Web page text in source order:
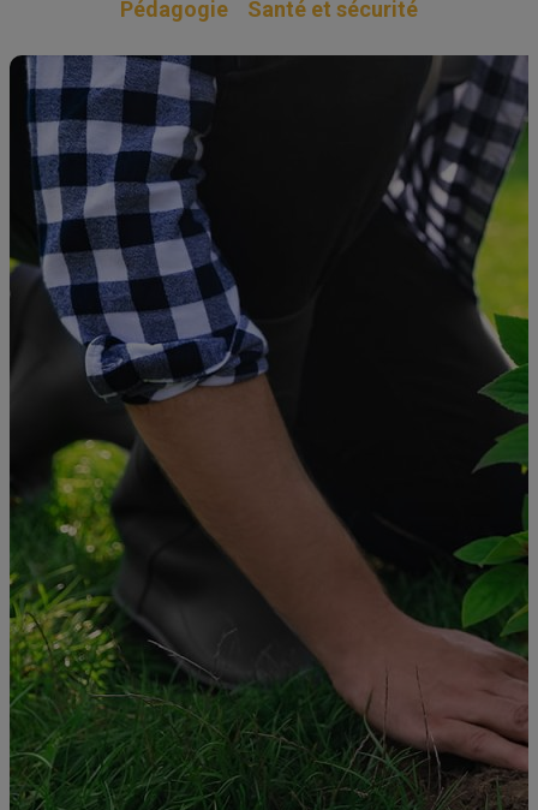
Pédagogie
Santé et sécurité